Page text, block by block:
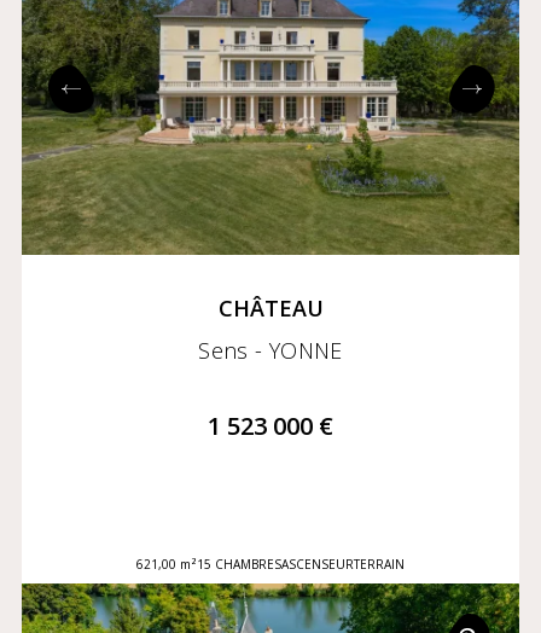
CHÂTEAU
Sens - YONNE
1 523 000 €
621,00 m²15 CHAMBRESASCENSEURTERRAIN